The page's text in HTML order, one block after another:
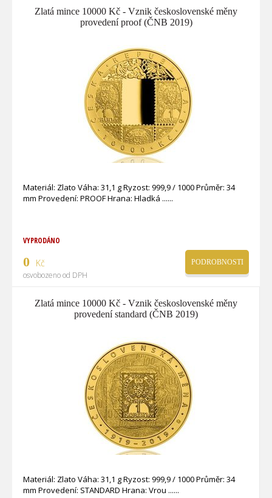
Zlatá mince 10000 Kč - Vznik československé měny
provedení proof (ČNB 2019)
Materiál: Zlato Váha: 31,1 g Ryzost: 999,9 / 1000 Průměr: 34
mm Provedení: PROOF Hrana: Hladká ...
VYPRODÁNO
0 Kč
osvobozeno od DPH
PODROBNOSTI
Zlatá mince 10000 Kč - Vznik československé měny
provedení standard (ČNB 2019)
Materiál: Zlato Váha: 31,1 g Ryzost: 999,9 / 1000 Průměr: 34
mm Provedení: STANDARD Hrana: Vrou ...